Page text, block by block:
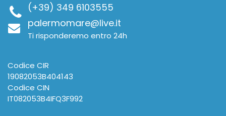
(+39) 349 6103555
palermomare@live.it
Ti risponderemo entro 24h
Codice CIR
19082053B404143
Codice CIN
IT082053B4IFQ3F992